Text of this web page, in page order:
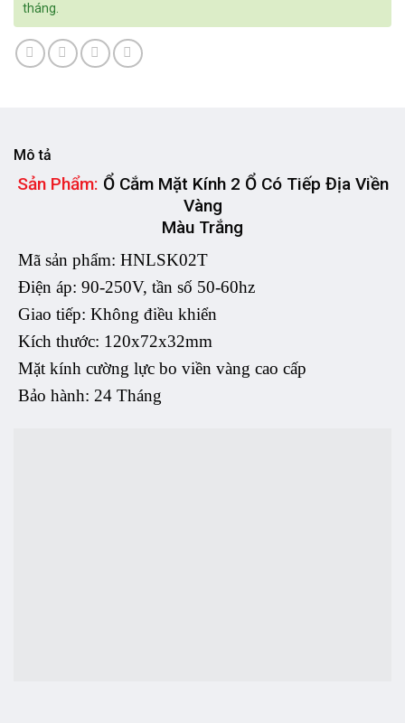
tháng.
Mô tả
Sản Phẩm: Ổ Cắm Mặt Kính 2 Ổ Có Tiếp Địa Viền
Vàng
Màu Trắng
Mã sản phẩm: HNLSK02T
Điện áp: 90-250V, tần số 50-60hz
Giao tiếp: Không điều khiển
Kích thước: 120x72x32mm
Mặt kính cường lực bo viền vàng cao cấp
Bảo hành: 24 Tháng